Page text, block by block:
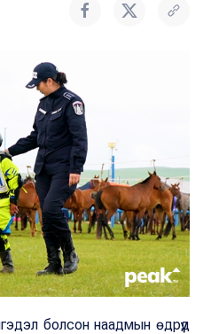
болсон наадмын өдрүүд